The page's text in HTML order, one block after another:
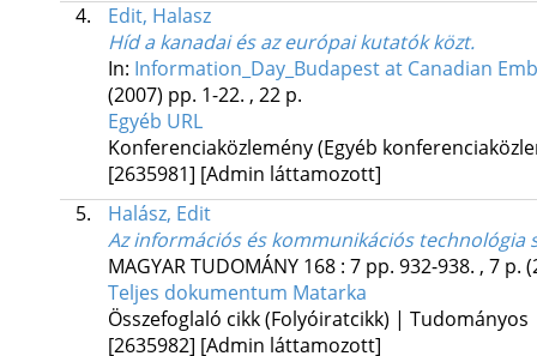
4.
Edit, Halasz
Híd a kanadai és az európai kutatók közt.
In: Information_Day_Budapest at Canadian
(2007) pp. 1-22. , 22 p.
Egyéb URL
Konferenciaközlemény (Egyéb
[2635981] [Admin láttamozott]
5.
Halász, Edit
Az információs és kommunikációs
MAGYAR TUDOMÁNY 168: 7 pp. 932-938. , 7 p.
Teljes dokumentum Matarka
Összefoglaló cikk (Folyóiratcikk) | Tudományos
[2635982] [Admin láttamozott]